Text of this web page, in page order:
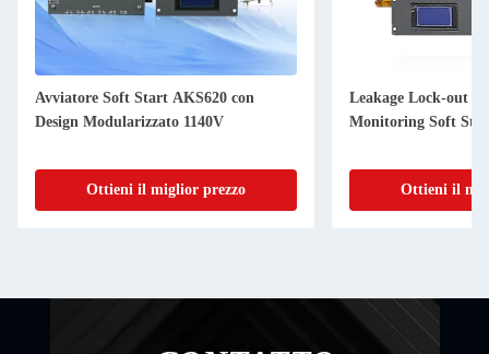
Avviatore Soft Start AKS620 con
Design Modularizzato 1140V
Ottieni il miglior prezzo
Leakage Lock-out
Monitoring Soft
Ottieni il